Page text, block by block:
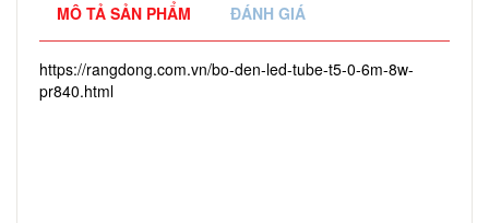
MÔ TẢ SẢN PHẨM ĐÁNH GIÁ
https://rangdong.com.vn/bo-den-led-tube-t5-0-6m-8w-
pr840.html